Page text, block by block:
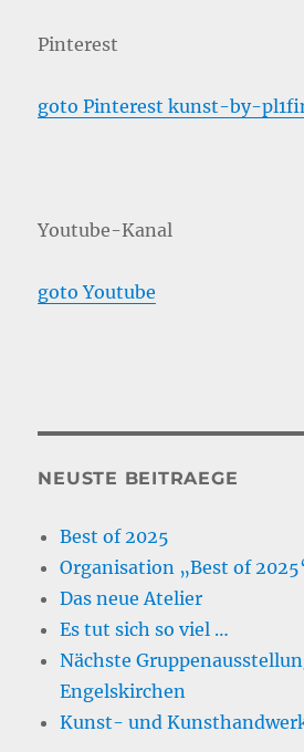
Pinterest
goto Pinterest kunst-by-
Youtube-Kanal
goto Youtube
NEUSTE BEITRAEGE
Best of 2025
Organisation „Best of
Das neue Atelier
Es tut sich so viel …
Nächste
Engelskirchen
Kunst- und